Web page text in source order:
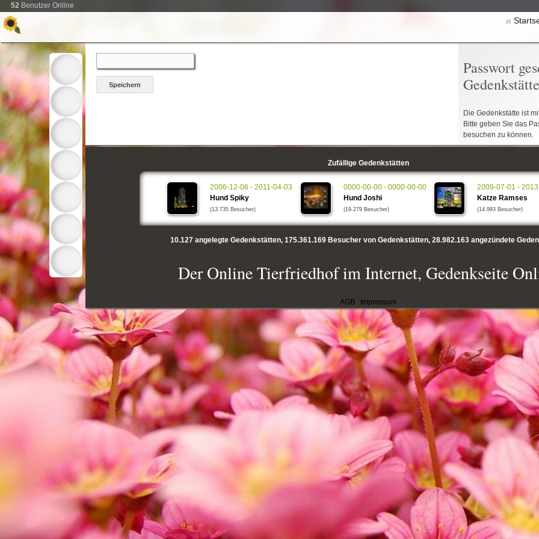
52 Benutzer Online
Passwort
Gedenkstätte
Die Gedenkstätte ist
Bitte geben Sie das
besuchen zu können.
Zufällige Gedenkstätten
2006-12-06 - 2011-04-03
Hund Spiky
(13.735 Besucher)
0000-00-00 - 0000-00-00
Hund Joshi
(19.279 Besucher)
2009-07-01 -
Katze Ramses
(14.993 Besucher)
10.127angelegte Gedenkstätten, 175.361.169Besucher von Gedenkstätten, 28.982.163angezündete
Der Online Tierfriedhof im Internet, Gedenkseite
AGB Impressum